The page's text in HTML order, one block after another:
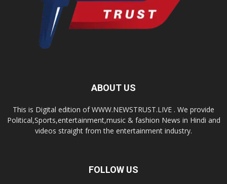
ABOUT US
This is Digital edition of WWW.NEWSTRUST.LIVE . We provide
Political,Sports,entertainment,music & fashion News in Hindi and
videos straight from the entertainment industry.
FOLLOW US